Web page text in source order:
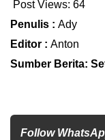
Post Views: 64
Penulis : Ady
Editor : Anton
Sumber Berita:
Follow